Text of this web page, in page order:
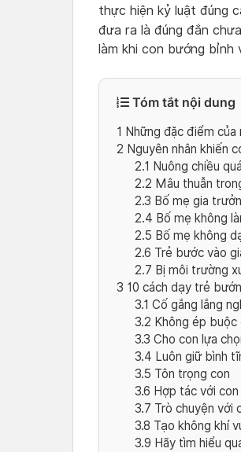
thực hiện kỷ luật đúng
đưa ra là đúng đắn
làm khi con bướng
Tóm tắt nội dung
1 Những đặc điểm
2 Nguyên nhân khiến
2.1 Nuông chiều
2.2 Mâu thuẫn
2.3 Bố mẹ gia
2.4 Bố mẹ không
2.5 Bố mẹ không
2.6 Trẻ bước vào
2.7 Bị môi trường
3 10 cách dạy trẻ
3.1 Cố gắng lắng
3.2 Không ép buộc
3.3 Cho con lựa
3.4 Luôn giữ bình
3.5 Tôn trọng con
3.6 Hợp tác với con
3.7 Trò chuyện với
3.8 Tạo không khí
3.9 Hãy tìm hiểu